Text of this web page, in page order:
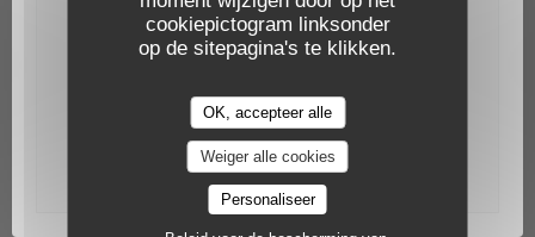
cookiepictogram linksonder
op de sitepagina's te klikken.
OK, accepteer alle
Weiger alle cookies
Personaliseer
Word op de hoogte gehouden
Schrijf je in op onze nieuwsbrief om gepersonaliseerde
ons te ontvangen.
Abonneren